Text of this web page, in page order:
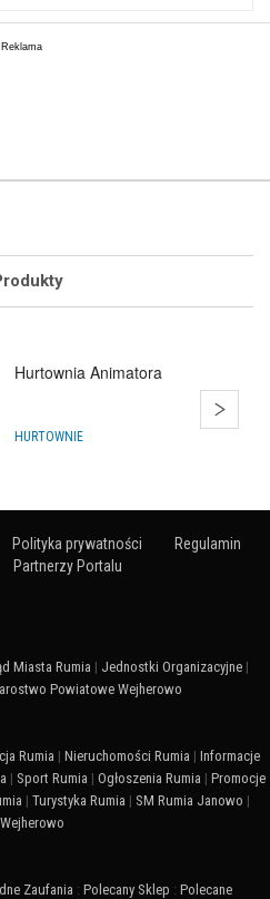
Hurtownia Balonów
HURTOWNIE
Polityka prywatności
Regulamin
Partnerzy Portalu
Miasta Rumia | Jednostki Organizacyjne |
Powiatowe Wejherowo
Rumia | Nieruchomości Rumia | Informacje
| Sport Rumia | Ogłoszenia Rumia | Promocje
| Turystyka Rumia | SM Rumia Janowo |
Wejherowo
Zaufania : Polecany Sklep : Polecane